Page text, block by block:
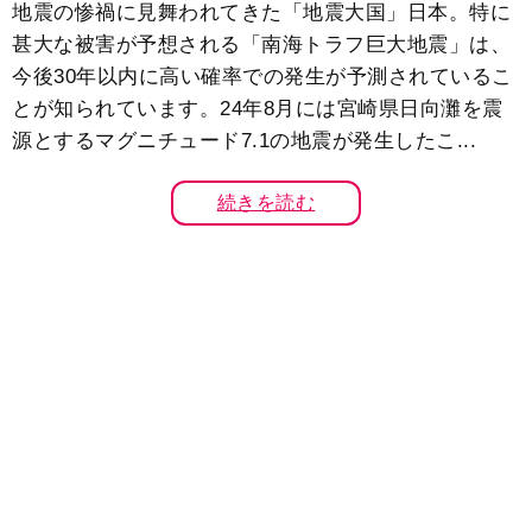
地震の惨禍に見舞われてきた「地震大国」日本。特に
甚大な被害が予想される「南海トラフ巨大地震」は、
今後30年以内に高い確率での発生が予測されているこ
とが知られています。24年8月には宮崎県日向灘を震
源とするマグニチュード7.1の地震が発生したこ...
続きを読む